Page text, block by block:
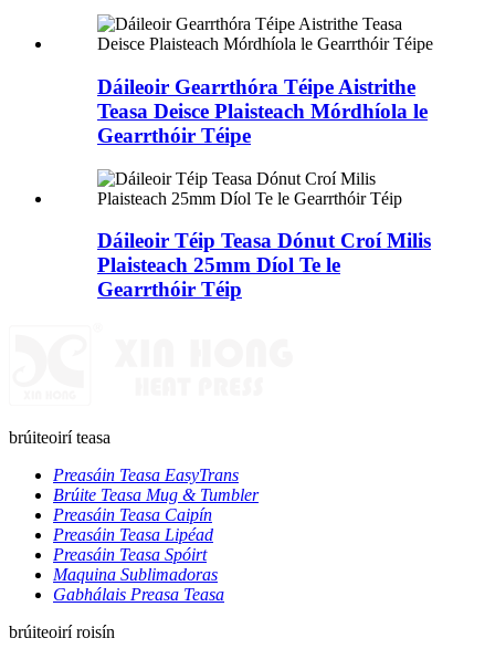
Dáileoir Gearrthóra Téipe Aistrithe
Teasa Deisce Plaisteach Mórdhíola le
Gearrthóir Téipe
Dáileoir Téip Teasa Dónut Croí Milis
Plaisteach 25mm Díol Te le
Gearrthóir Téip
brúiteoirí teasa
Preasáin Teasa EasyTrans
Brúite Teasa Mug & Tumbler
Preasáin Teasa Caipín
Preasáin Teasa Lipéad
Preasáin Teasa Spóirt
Maquina Sublimadoras
Gabhálais Preasa Teasa
brúiteoirí roisín